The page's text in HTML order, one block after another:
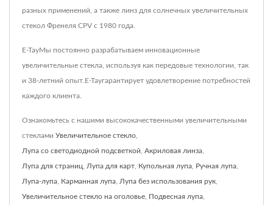
разных применений, а также линз для солнечных увеличительных
стекол Френеля CPV с 1980 года.
E-TayМы постоянно разрабатываем инновационные
увеличительные стекла, используя как передовые технологии, так
и 38-летний опыт.E-Tayгарантирует удовлетворение потребностей
каждого клиента.
Ознакомьтесь с нашими высококачественными увеличительными
стеклами Увеличительное стекло
Лупа со светодиодной подсветкой Акриловая линза
Лупа для страниц Лупа для карт Купольная лупа Ручная лупа
Лупа-лупа Карманная лупа Лупа без использования рук
Увеличительное стекло на оголовье Подвесная лупа